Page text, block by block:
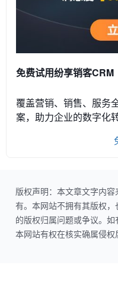
免费试用纷享销客CRM
覆盖营销、销售、服务
案，助力企业的数字化转
版权声明：本文章文字内
有。本网站不拥有其版权
的版权归属问题或争议。如
本网站有权在核实确属侵权